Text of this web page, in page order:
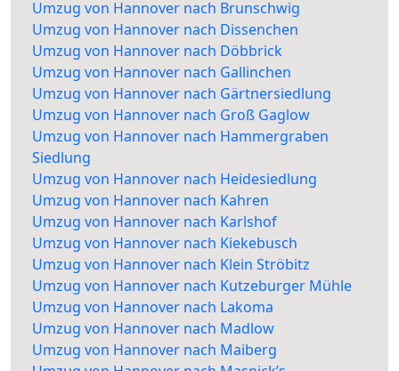
Umzug von Hannover nach Brunschwig
Umzug von Hannover nach Dissenchen
Umzug von Hannover nach Döbbrick
Umzug von Hannover nach Gallinchen
Umzug von Hannover nach Gärtnersiedlung
Umzug von Hannover nach Groß Gaglow
Umzug von Hannover nach Hammergraben
Siedlung
Umzug von Hannover nach Heidesiedlung
Umzug von Hannover nach Kahren
Umzug von Hannover nach Karlshof
Umzug von Hannover nach Kiekebusch
Umzug von Hannover nach Klein Ströbitz
Umzug von Hannover nach Kutzeburger Mühle
Umzug von Hannover nach Lakoma
Umzug von Hannover nach Madlow
Umzug von Hannover nach Maiberg